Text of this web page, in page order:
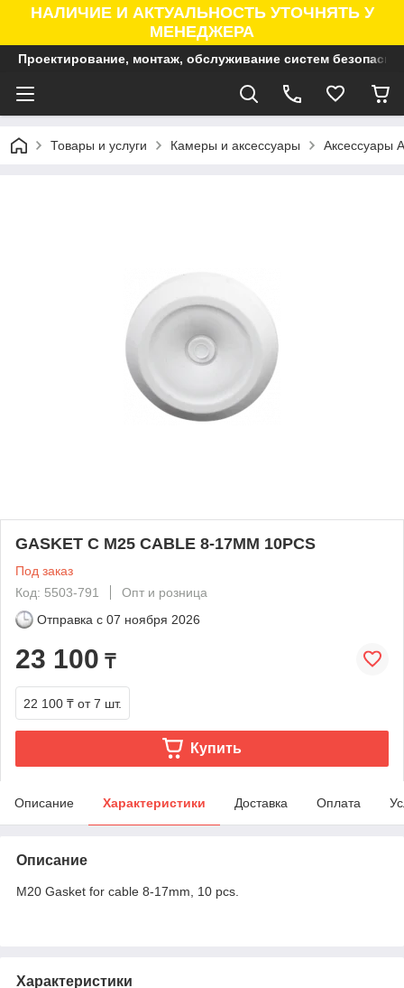
НАЛИЧИЕ И АКТУАЛЬНОСТЬ УТОЧНЯТЬ У
МЕНЕДЖЕРА
Проектирование, монтаж, обслуживание систем
Товары и услуги Камеры и аксессуары Аксессуары
GASKET C M25 CABLE 8-17MM 10PCS
Под заказ
Код: 5503-791
Опт и розница
Отправка с 07 ноября 2026
23 100 ₸
22 100 ₸ от 7 шт.
Купить
Описание Характеристики Доставка Оплата
Описание
M20 Gasket for cable 8-17mm, 10 pcs.
Характеристики